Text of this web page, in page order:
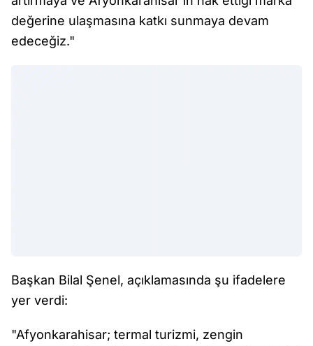
değerine ulaşmasına katkı sunmaya devam
edeceğiz."
Başkan Bilal Şenel, açıklamasında şu ifadelere
yer verdi:
"Afyonkarahisar; termal turizmi, zengin